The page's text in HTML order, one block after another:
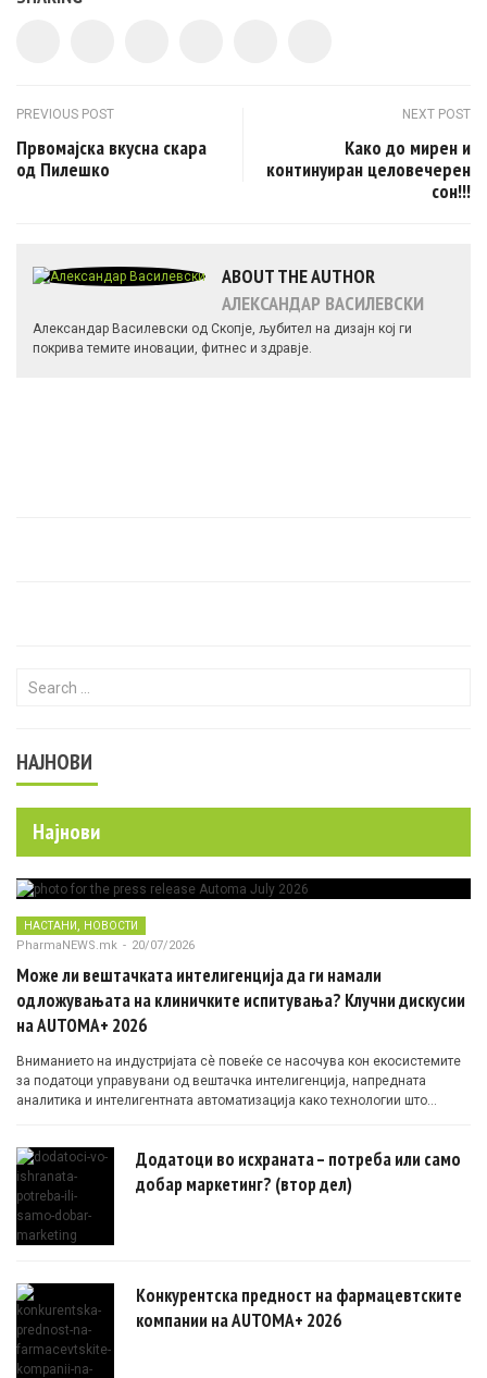
Post navigation
PREVIOUS POST
Првомајска вкусна скара
од Пилешко
NEXT POST
Како до мирен и
континуиран целовечерен
сон!!!
ABOUT THE AUTHOR
АЛЕКСАНДАР ВАСИЛЕВСКИ
Александар Василевски од Скопје, љубител на дизајн кој ги
покрива темите иновации, фитнес и здравје.
Search for:
НАЈНОВИ
Најнови
НАСТАНИ, НОВОСТИ
PharmaNEWS.mk - 20/07/2026
Може ли вештачката интелигенција да ги намали
одложувањата на клиничките испитувања? Клучни дискусии
на AUTOMA+ 2026
Вниманието на индустријата сè повеќе се насочува кон екосистемите
за податоци управувани од вештачка интелигенција, напредната
аналитика и интелигентната автоматизација како технологии што
Додатоци во исхраната – потреба или само
добар маркетинг? (втор дел)
Конкурентска предност на фармацевтските
компании на AUTOMA+ 2026